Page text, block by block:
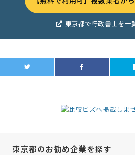
東京都で行政書士を一
東京都のお勧め企業を探す